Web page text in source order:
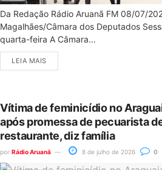
Da Redação Rádio Aruanã FM 08/07/
Magalhães/Câmara dos Deputados
quarta-feira A Câmara...
LEIA MAIS
Vítima de feminicídio no
após promessa de pecuarista
restaurante, diz família
por Rádio Aruanã 8 de julho de 2026 0